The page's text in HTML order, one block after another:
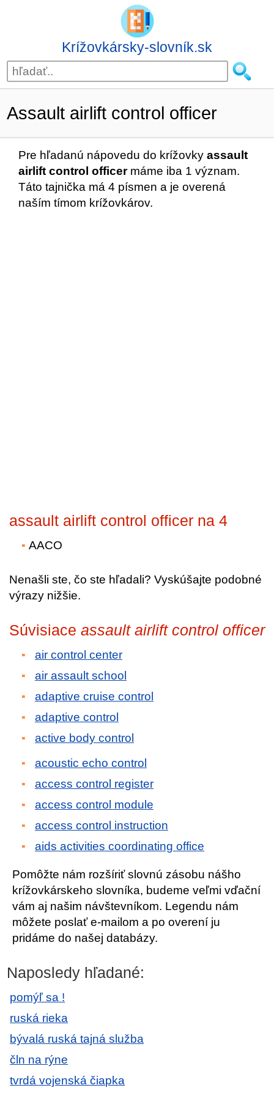
Krížovkársky-slovník.sk
Assault airlift control officer
Pre hľadanú nápovedu do krížovky assault
airlift control officermáme iba 1 význam.
Táto tajnička má 4 písmen a je overená
naším tímom krížovkárov.
assault airlift control officer na 4
AACO
Nenašli ste, čo ste hľadali? Vyskúšajte podobné
výrazy nižšie.
Súvisiace assault airlift control officer
air control center
air assault school
adaptive cruise control
adaptive control
active body control
acoustic echo control
access control register
access control module
access control instruction
aids activities coordinating office
Pomôžte nám rozšíriť slovnú zásobu nášho
krížovkárskeho slovníka, budeme veľmi vďační
vám aj našim návštevníkom. Legendu nám
môžete poslať e-mailom a po overení ju
pridáme do našej databázy.
Naposledy hľadané:
pomýľ sa !
ruská rieka
bývalá ruská tajná služba
čln na rýne
tvrdá vojenská čiapka